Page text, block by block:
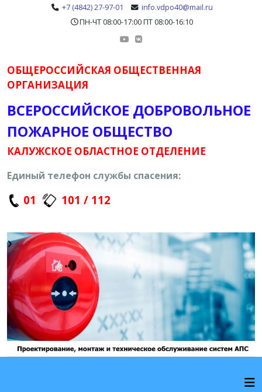
+7 (4842) 27-97-01
info.vdpo40@mail.ru
ПН-ЧТ 08:00-17:00 ПТ 08:00-16:10
ОБЩЕРОССИЙСКАЯ ОБЩЕСТВЕННАЯ
ОРГАНИЗАЦИЯ
ВСЕРОССИЙСКОЕ ДОБРОВОЛЬНОЕ
ПОЖАРНОЕ ОБЩЕСТВО
КАЛУЖСКОЕ ОБЛАСТНОЕ ОТДЕЛЕНИЕ
Единый телефон службы спасения:
01 101 / 112